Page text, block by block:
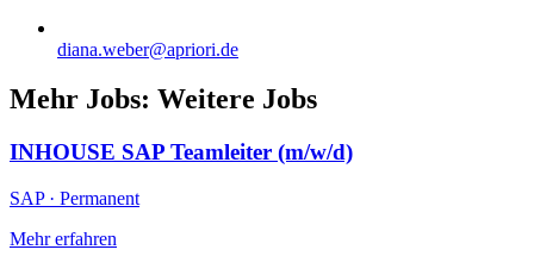
diana.weber@apriori.de
Mehr Jobs: Weitere Jobs
INHOUSE SAP Teamleiter (m/w/d)
SAP · Permanent
Mehr erfahren